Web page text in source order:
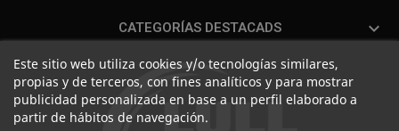
CATEGORÍAS DESTACADS 
Este sitio web utiliza cookies y/o tecnologías similares,
propias y de terceros, con fines analíticos y para mostrar
publicidad personalizada en base a un perfil elaborado a
partir de hábitos de navegación.